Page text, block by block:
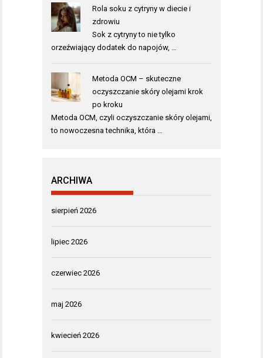
Rola soku z cytryny w diecie i
zdrowiu
Sok z cytryny to nie tylko
orzeźwiający dodatek do napojów, …
Metoda OCM – skuteczne
oczyszczanie skóry olejami krok
po kroku
Metoda OCM, czyli oczyszczanie skóry olejami,
to nowoczesna technika, która …
ARCHIWA
sierpień 2026
lipiec 2026
czerwiec 2026
maj 2026
kwiecień 2026